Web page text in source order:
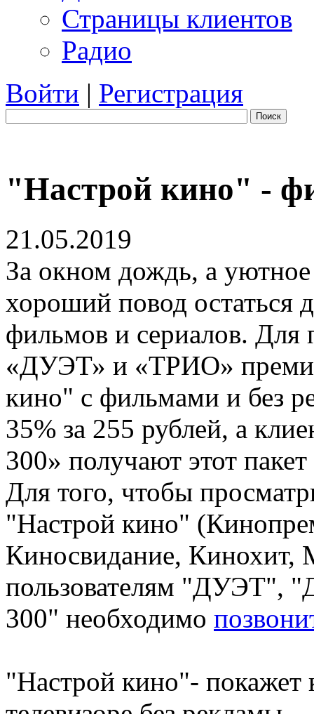
Страницы клиентов
Радио
Войти | Регистрация
Поиск
"Настрой кино" -
21.05.2019
За окном дождь, а
хороший повод остаться
фильмов и сериалов. Для
«ДУЭТ» и «ТРИО»
кино" с фильмами и без
35% за 255 рублей, а
300» получают этот
Для того, чтобы
"Настрой кино"
Киносвидание, Кинохит,
пользователям
300" необходимо
"Настрой кино"-